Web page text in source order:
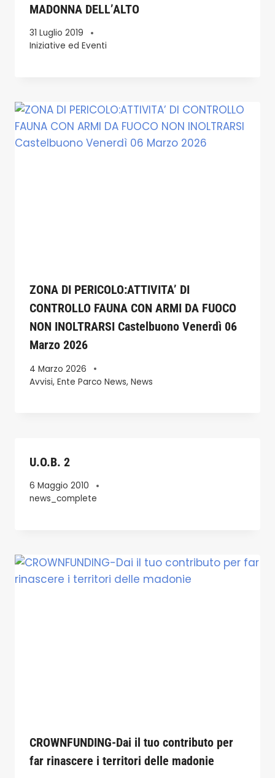
MADONNA DELL’ALTO
31 Luglio 2019
Iniziative ed Eventi
ZONA DI PERICOLO:ATTIVITA’ DI
CONTROLLO FAUNA CON ARMI DA FUOCO
NON INOLTRARSI Castelbuono Venerdì 06
Marzo 2026
4 Marzo 2026
Avvisi, Ente Parco News, News
U.O.B. 2
6 Maggio 2010
news_complete
CROWNFUNDING-Dai il tuo contributo per
far rinascere i territori delle madonie